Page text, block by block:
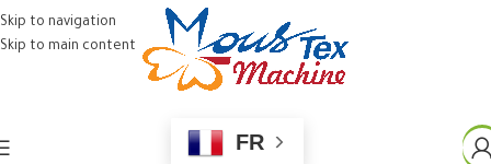
Skip to navigation
Skip to main content
FR